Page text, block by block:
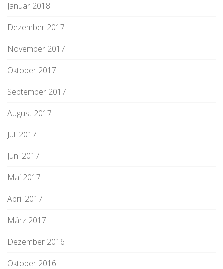
Januar 2018
Dezember 2017
November 2017
Oktober 2017
September 2017
August 2017
Juli 2017
Juni 2017
Mai 2017
April 2017
März 2017
Dezember 2016
Oktober 2016